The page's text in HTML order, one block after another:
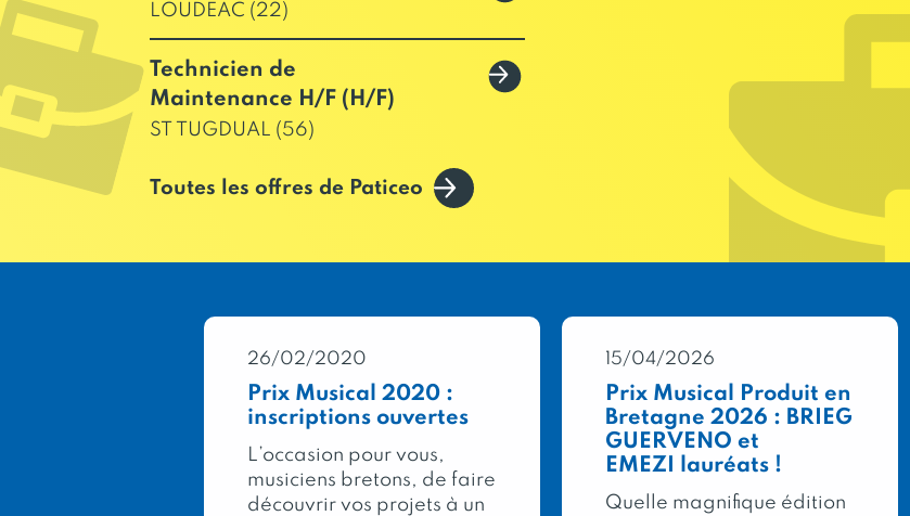
LOUDEAC (22)
Technicien de
Maintenance H/F (H/F)
ST TUGDUAL (56)
Toutes les offres de Paticeo
26/02/2020
Prix Musical 2020 :
inscriptions ouvertes
L’occasion pour vous,
musiciens bretons, de faire
découvrir vos projets à un
15/04/2026
Prix Musical Produit en
Bretagne 2026 : BRIEG
GUERVENO et
EMEZI lauréats !
Quelle magnifique édition